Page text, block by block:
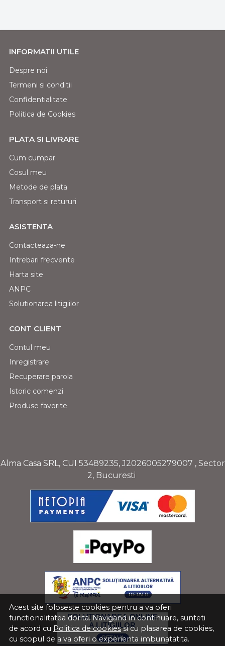
Acest site foloseste cookies pentru a va oferi
functionalitatea dorita. Navigand in continuare, sunteti
de acord cu Politica de cookiessi cu plasarea de cookies,
cu scopul de a va oferi o experienta imbunatatita.
INFORMATII UTILE
Despre noi
Termeni si conditii
Confidentialitate
Politica de Cookies
PLATA SI LIVRARE
Cum cumpar
Cosul meu
Metode de plata
Transport si retururi
ASISTENTA
Contacteaza-ne
Intrebari frecvente
Harta site
ANPC
Solutionarea litigiilor
CONT CLIENT
Contul meu
Inregistrare
Recuperare parola
Istoric comenzi
Produse favorite
Alma Casa SRL, CUI 53489235, J2026005279007 , Sector
2, Bucuresti